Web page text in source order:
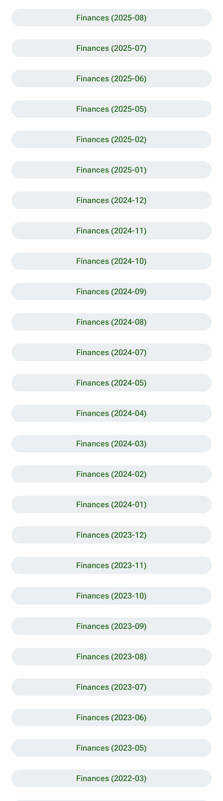
Finances (2025-08)
Finances (2025-07)
Finances (2025-06)
Finances (2025-05)
Finances (2025-02)
Finances (2025-01)
Finances (2024-12)
Finances (2024-11)
Finances (2024-10)
Finances (2024-09)
Finances (2024-08)
Finances (2024-07)
Finances (2024-05)
Finances (2024-04)
Finances (2024-03)
Finances (2024-02)
Finances (2024-01)
Finances (2023-12)
Finances (2023-11)
Finances (2023-10)
Finances (2023-09)
Finances (2023-08)
Finances (2023-07)
Finances (2023-06)
Finances (2023-05)
Finances (2022-03)